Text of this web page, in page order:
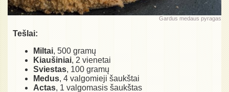
Gardus medaus pyragas
Tešlai:
Miltai, 500 gramų
Kiaušiniai, 2 vienetai
Sviestas, 100 gramų
Medus, 4 valgomieji šaukštai
Actas, 1 valgomasis šaukštas